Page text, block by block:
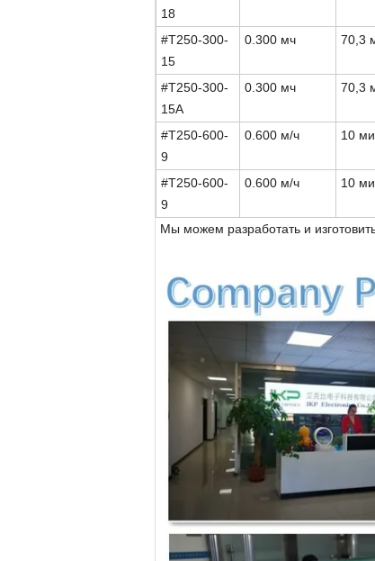
18
#T250-300-
15
0.300 мч 70,3
#T250-300-
15A
0.300 мч 70,3
#T250-600-
9
0.600 м/ч 10
#T250-600-
9
0.600 м/ч 10
Мы можем разработать и